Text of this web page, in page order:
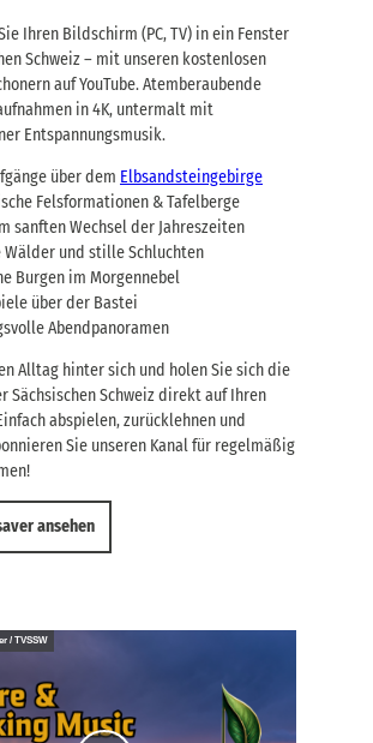
/ TVSSW
Ihren Bildschirm (PC, TV) in ein Fenster
Schweiz – mit unseren kostenlosen
auf YouTube. Atemberaubende
in 4K, untermalt mit
Entspannungsmusik.
über dem Elbsandsteingebirge
Felsformationen & Tafelberge
sanften Wechsel der Jahreszeiten
Wälder und stille Schluchten
Burgen im Morgennebel
über der Bastei
Abendpanoramen
Alltag hinter sich und holen Sie sich die
Sächsischen Schweiz direkt auf Ihren
abspielen, zurücklehnen und
Sie unseren Kanal für regelmäßig
ansehen